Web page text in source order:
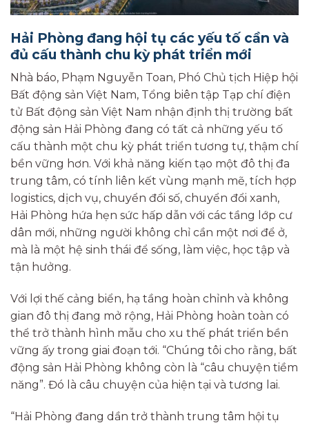
Hải Phòng đang hội tụ các yếu tố cần và
đủ cấu thành chu kỳ phát triển mới
Nhà báo, Phạm Nguyễn Toan, Phó Chủ tịch Hiệp hội
Bất động sản Việt Nam, Tổng biên tập Tạp chí điện
tử Bất động sản Việt Nam nhận định thị trường bất
động sản Hải Phòng đang có tất cả những yếu tố
cấu thành một chu kỳ phát triển tương tự, thậm chí
bền vững hơn. Với khả năng kiến tạo một đô thị đa
trung tâm, có tính liên kết vùng mạnh mẽ, tích hợp
logistics, dịch vụ, chuyển đổi số, chuyển đổi xanh,
Hải Phòng hứa hẹn sức hấp dẫn với các tầng lớp cư
dân mới, những người không chỉ cần một nơi để ở,
mà là một hệ sinh thái để sống, làm việc, học tập và
tận hưởng.
Với lợi thế cảng biển, hạ tầng hoàn chỉnh và không
gian đô thị đang mở rộng, Hải Phòng hoàn toàn có
thể trở thành hình mẫu cho xu thế phát triển bền
vững ấy trong giai đoạn tới. “Chúng tôi cho rằng, bất
động sản Hải Phòng không còn là “câu chuyện tiềm
năng”. Đó là câu chuyện của hiện tại và tương lai.
“Hải Phòng đang dần trở thành trung tâm hội tụ